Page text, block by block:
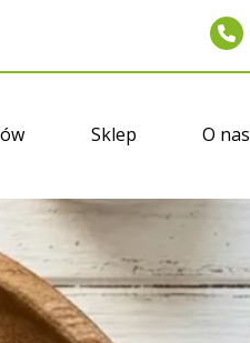
Sklep O nas